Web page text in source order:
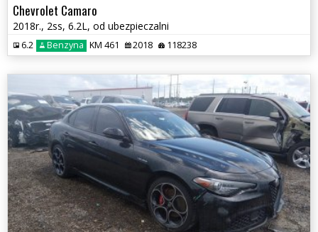
Chevrolet Camaro
2018r., 2ss, 6.2L, od ubezpieczalni
6.2 Benzyna KM 461 2018 118238